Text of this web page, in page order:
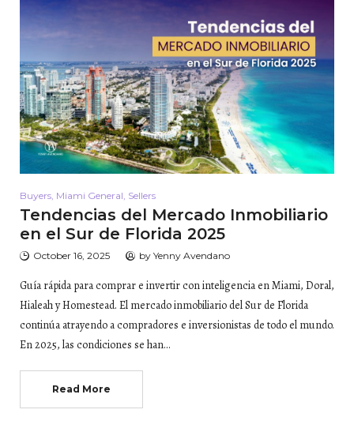
Buyers Miami General Sellers
Tendencias del Mercado Inmobiliario
en el Sur de Florida 2025
October 16, 2025 by Yenny Avendano
Guía rápida para comprar e invertir con inteligencia en Miami, Doral,
Hialeah y Homestead. El mercado inmobiliario del Sur de Florida
continúa atrayendo a compradores e inversionistas de todo el mundo.
En 2025, las condiciones se han…
Read More